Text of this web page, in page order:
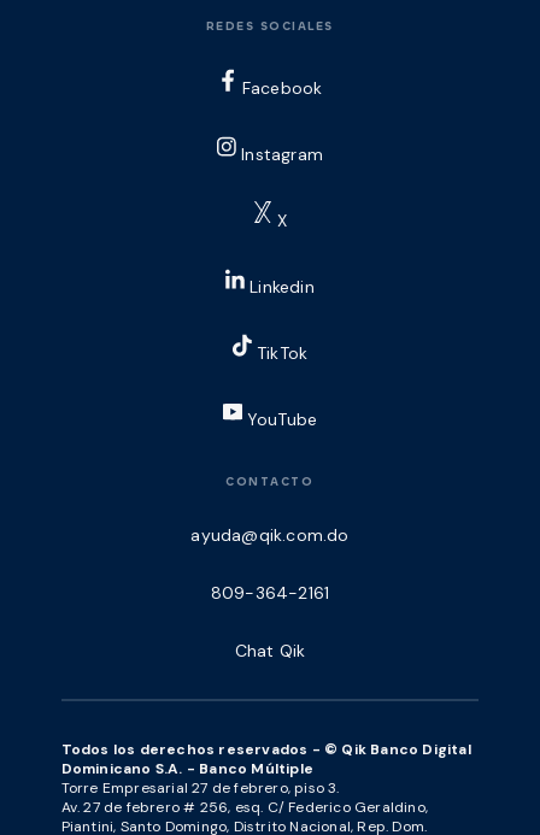
REDES SOCIALES
Facebook
Instagram
X
Linkedin
TikTok
YouTube
CONTACTO
ayuda@qik.com.do
809-364-2161
Chat Qik
Todos los derechos reservados - © Qik Banco Digital
Dominicano S.A. - Banco Múltiple
Torre Empresarial 27 de febrero, piso 3.
Av. 27 de febrero # 256, esq. C/ Federico Geraldino,
Piantini, Santo Domingo, Distrito Nacional, Rep. Dom.